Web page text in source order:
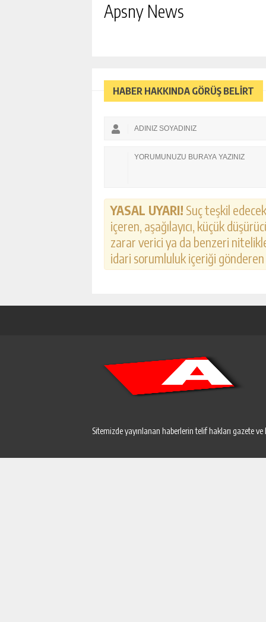
Apsny News
HABER HAKKINDA GÖRÜŞ BELİRT
YASAL UYARI! Suç teşkil
içeren, aşağılayıcı, küçük
zarar verici ya da benzeri
idari sorumluluk içeriği
Sitemizde yayınlanan haberlerin telif hakları gazete